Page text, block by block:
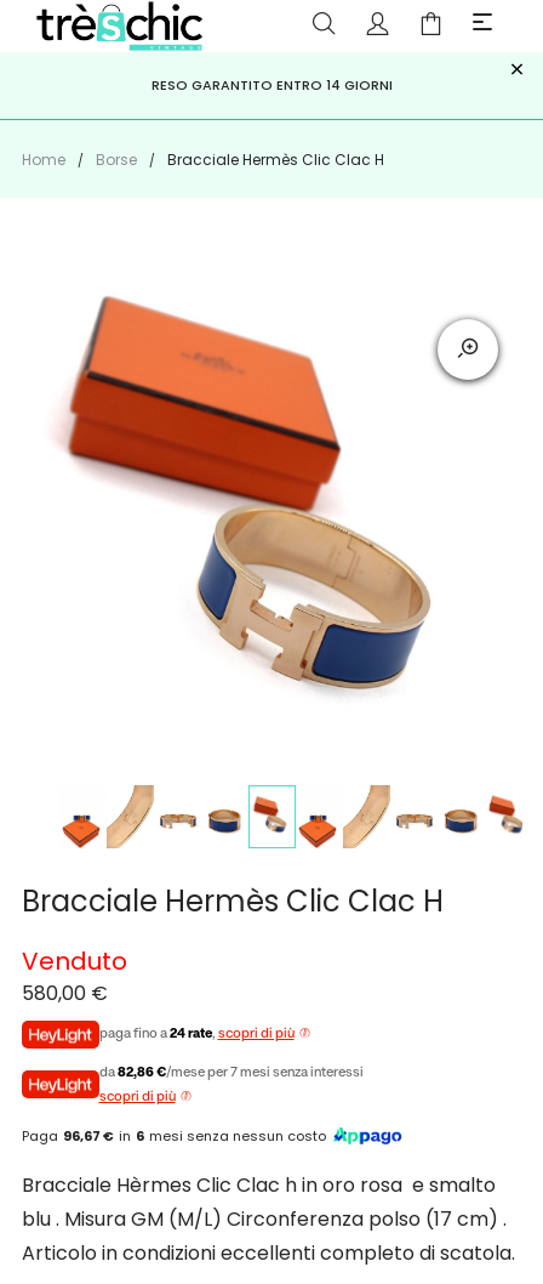
PAGA A RATE CONKLARNA,HEYLIGHT, APPAGO
ISCRIVITI ALLA NEWSLETTER PER NON PERDERE SCONTI E
OFFERTE IMPERDIBILI!
RESO GARANTITO ENTRO 14 GIORNI ×
Home Borse Bracciale Hermès Clic Clac H
Bracciale Hermès Clic Clac H
580,00 €
paga fino a24 rate, scopri di più
da82,86 €/mese per 7 mesi senza interessi
scopri di più
Paga 96,67 € in 6 mesi senza nessun costo
Venduto
Bracciale Hèrmes Clic Clac h in oro rosa e smalto
blu . Misura GM (M/L) Circonferenza polso (17 cm) .
Articolo in condizioni eccellenti completo di scatola.